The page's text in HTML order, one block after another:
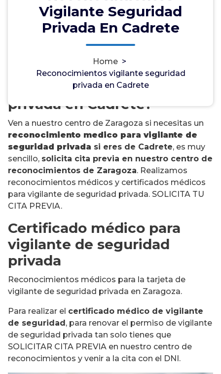
Vigilante Seguridad
Privada En Cadrete
Home >
Reconocimientos vigilante seguridad
privada en Cadrete
¿Necesitas un
reconocimiento médico
para vigilante de seguridad
privada en Cadrete?
Ven a nuestro centro de Zaragoza si necesitas un
reconocimiento medico para vigilante de
seguridad privada si eres de Cadrete, es muy
sencillo, solicita cita previa en nuestro centro de
reconocimientos de Zaragoza. Realizamos
reconocimientos médicos y certificados médicos
para vigilante de seguridad privada. SOLICITA TU
CITA PREVIA.
Certificado médico para
vigilante de seguridad
privada
Reconocimientos médicos para la tarjeta de
vigilante de seguridad privada en Zaragoza.
Para realizar el certificado médico de vigilante
de seguridad, para renovar el permiso de vigilante
de seguridad privada tan solo tienes que
SOLICITAR CITA PREVIA en nuestro centro de
reconocimientos y venir a la cita con el DNI.